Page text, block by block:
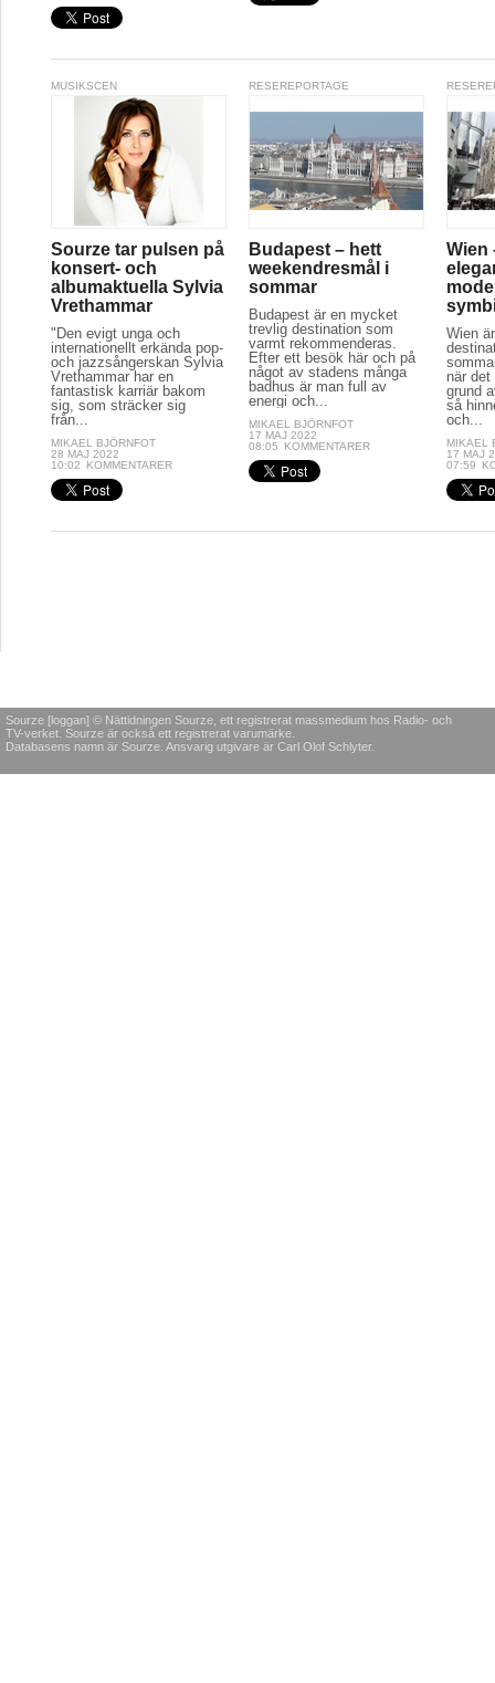
MUSIKSCEN
Sourze tar pulsen på
konsert- och
albumaktuella Sylvia
Vrethammar
"Den evigt unga och
internationellt erkända pop-
och jazzsångerskan Sylvia
Vrethammar har en
fantastisk karriär bakom
sig, som sträcker sig
från...
MIKAEL BJÖRNFOT
28 MAJ 2022
10:02
KOMMENTARER
RESEREPORTAGE
Budapest – hett
weekendresmål i
sommar
Budapest är en mycket
trevlig destination som
varmt rekommenderas.
Efter ett besök här och på
något av stadens många
badhus är man full av
energi och...
MIKAEL BJÖRNFOT
17 MAJ 2022
08:05
KOMMENTARER
Wien
Wien
när det
grund
så
och...
MIKAEL
17 MAJ
07:59
Sourze [loggan] © Nättidningen Sourze, ett registrerat massmedium hos Radio- och
TV-verket. Sourze är också ett registrerat varumärke.
Databasens namn är Sourze. Ansvarig utgivare är Carl Olof Schlyter.